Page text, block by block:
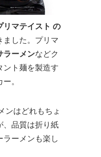
リマテイスト の
ました。プリマ
ラーメンなどク
ント麺を製造す
。
ンはどれもちょ
、品質は折り紙
ラーメンも楽し